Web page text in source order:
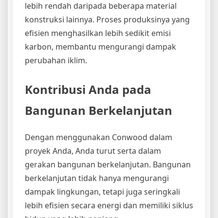
lebih rendah daripada beberapa material
konstruksi lainnya. Proses produksinya yang
efisien menghasilkan lebih sedikit emisi
karbon, membantu mengurangi dampak
perubahan iklim.
Kontribusi Anda pada
Bangunan Berkelanjutan
Dengan menggunakan Conwood dalam
proyek Anda, Anda turut serta dalam
gerakan bangunan berkelanjutan. Bangunan
berkelanjutan tidak hanya mengurangi
dampak lingkungan, tetapi juga seringkali
lebih efisien secara energi dan memiliki siklus